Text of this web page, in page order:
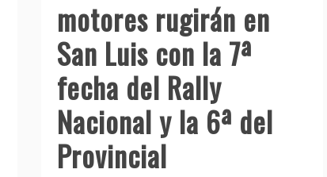
motores rugirán en
San Luis con la 7ª
fecha del Rally
Nacional y la 6ª del
Provincial